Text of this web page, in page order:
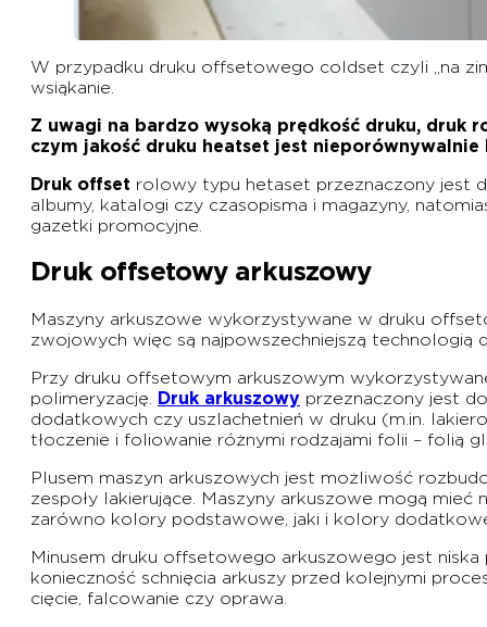
W przypadku druku offsetowego coldset czyli „na
wsiąkanie.
Z uwagi na bardzo wysoką prędkość druku, druk
czym jakość druku heatset jest nieporównywalnie
Druk offset rolowy typu hetaset przeznaczony jest
albumy, katalogi czy czasopisma i magazyny,
gazetki promocyjne.
Druk offsetowy arkuszowy
Maszyny arkuszowe wykorzystywane w druku
zwojowych więc są najpowszechniejszą technologią
Przy druku offsetowym arkuszowym
polimeryzację. Druk arkuszowy przeznaczony jest
dodatkowych czy uszlachetnień w druku (m.in.
tłoczenie i foliowanie różnymi rodzajami folii – folią
Plusem maszyn arkuszowych jest możliwość
zespoły lakierujące. Maszyny arkuszowe mogą
zarówno kolory podstawowe, jaki i kolory
Minusem druku offsetowego arkuszowego jest
konieczność schnięcia arkuszy przed kolejnymi
cięcie, falcowanie czy oprawa.